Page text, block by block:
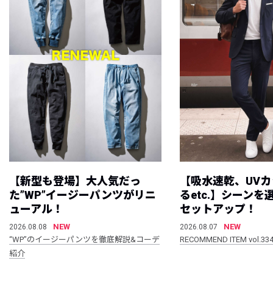
【新型も登場】大人気だっ
た”WP”イージーパンツがリニ
ューアル！
2026.08.08
NEW
“WP”のイージーパンツを徹底解説&コーデ
紹介
【吸水速乾、UV
るetc.】シーンを
セットアップ！
2026.08.07
NEW
RECOMMEND ITEM vol.334